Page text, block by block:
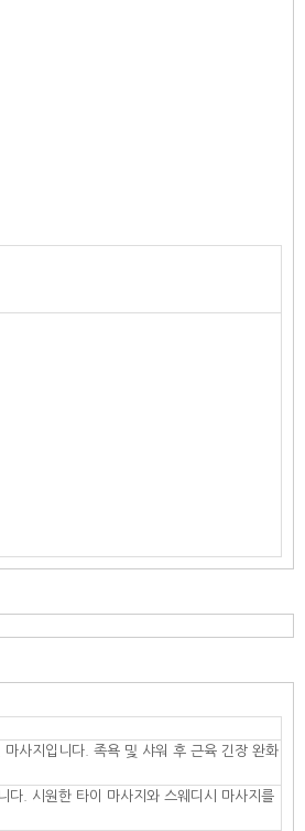
사지입니다. 족욕 및 샤워 후 근육 긴장 완화
다. 시원한 타이 마사지와 스웨디시 마사지를